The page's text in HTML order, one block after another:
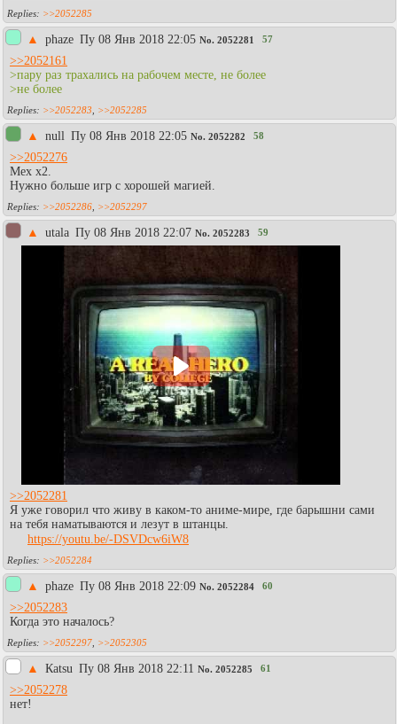
>>2052285
▲ phaze Пy 08 Янв 2018 22:05 No. 2052281 57
>>2052161
>пару раз трахались на рабочем месте, не более
>не более
>>2052283 >>2052285
▲ null Пy 08 Янв 2018 22:05 No. 2052282 58
>>2052276
Мех х2.
Нужно больше игр с хорошей магией.
>>2052286 >>2052297
▲ utala Пy 08 Янв 2018 22:07 No. 2052283 59
>>2052281
Я уже говорил что живу в каком-то аниме-мире, где барышни сами
на тебя наматываются и лезут в штанцы.
https://youtu.be/-DSVDcw6iW8
>>2052284
▲ phaze Пy 08 Янв 2018 22:09 No. 2052284 60
>>2052283
Когда это началось?
>>2052297 >>2052305
▲ Каtsu Пy 08 Янв 2018 22:11 No. 2052285 61
>>2052278
нет!